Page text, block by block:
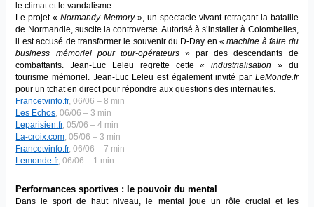
le climat et le vandalisme.
Le projet « Normandy Memory », un spectacle vivant retraçant la bataille
de Normandie, suscite la controverse. Autorisé à s’installer à Colombelles,
il est accusé de transformer le souvenir du D-Day en « machine à faire du
business mémoriel pour tour-opérateurs » par des descendants de
combattants. Jean-Luc Leleu regrette cette « industrialisation » du
tourisme mémoriel. Jean-Luc Leleu est également invité par LeMonde.fr
pour un tchat en direct pour répondre aux questions des internautes.
Francetvinfo.fr, 06/06 – 8 min
Les Echos, 06/06 – 3 min
Leparisien.fr, 05/06 – 4 min
La-croix.com, 05/06 – 3 min
Francetvinfo.fr, 06/06 – 7 min
Lemonde.fr, 06/06 – 1 min
Performances sportives : le pouvoir du mental
Dans le sport de haut niveau, le mental joue un rôle crucial et les